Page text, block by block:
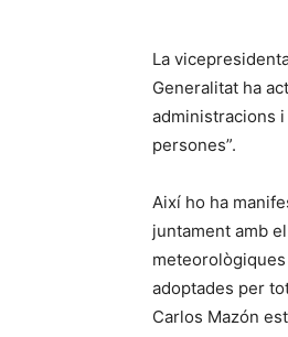
La
Generalitat ha
administracions
persones”.
Així ho ha
juntament amb
adoptades per
Carlos Mazón